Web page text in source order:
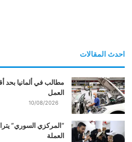
احدث المقالات
مطالب في ألمانيا
العمل
10/08/2026
“المركزي السوري”
العملة